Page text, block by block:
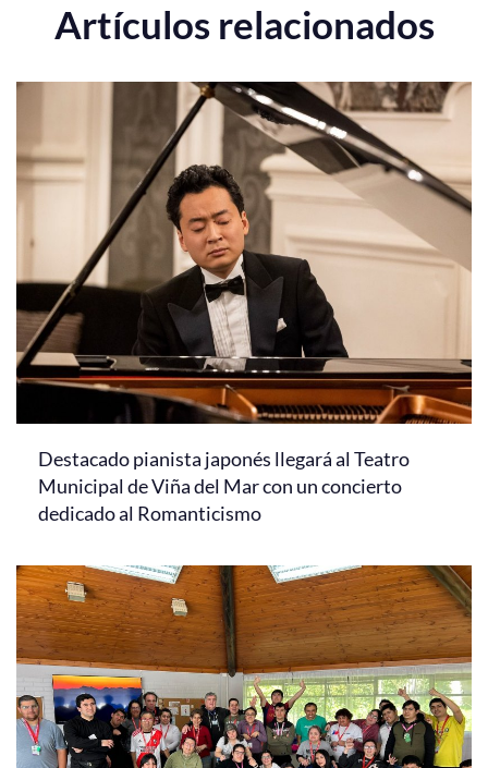
Artículos relacionados
Destacado pianista japonés llegará al Teatro
Municipal de Viña del Mar con un concierto
dedicado al Romanticismo